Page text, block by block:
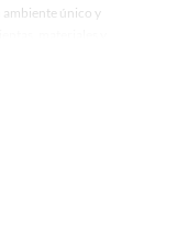
ambiente único y
más tú.
estamos aquí para hacer
para ofrecerte en
Cortina en Sodimac
tus proyectos y
tenemos para